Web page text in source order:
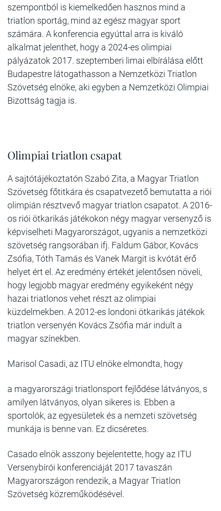
szempontból is kiemelkedően hasznos mind a
triatlon sportág, mind az egész magyar sport
számára. A konferencia egyúttal arra is kiváló
alkalmat jelenthet, hogy a 2024-es olimpiai
pályázatok 2017. szeptemberi limai elbírálása előtt
Budapestre látogathasson a Nemzetközi Triatlon
Szövetség elnöke, aki egyben a Nemzetközi Olimpiai
Bizottság tagja is.
Olimpiai triatlon csapat
A sajtótájékoztatón Szabó Zita, a Magyar Triatlon
Szövetség főtitkára és csapatvezető bemutatta a riói
olimpián résztvevő magyar triatlon csapatot. A 2016-
os riói ötkarikás játékokon négy magyar versenyző is
képviselheti Magyarországot, ugyanis a nemzetközi
szövetség rangsorában ifj. Faldum Gábor, Kovács
Zsófia, Tóth Tamás és Vanek Margit is kvótát érő
helyet ért el. Az eredmény értékét jelentősen növeli,
hogy legjobb magyar eredmény egyikeként négy
hazai triatlonos vehet részt az olimpiai
küzdelmekben. A 2012-es londoni ötkarikás játékok
triatlon versenyén Kovács Zsófia már indult a
magyar színekben.
Marisol Casadi, az ITU elnöke elmondta, hogy
a magyarországi triatlonsport fejlődése látványos, s
amilyen látványos, olyan sikeres is. Ebben a
sportolók, az egyesületek és a nemzeti szövetség
munkája is benne van. Ez dicséretes.
Casado elnök asszony bejelentette, hogy az ITU
Versenybírói konferenciáját 2017 tavaszán
Magyarországon rendezik, a Magyar Triatlon
Szövetség közreműködésével.